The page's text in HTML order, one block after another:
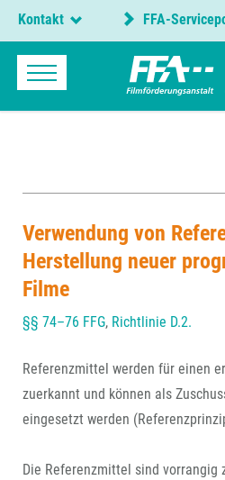
Kontakt FFA-
Verwendung von
Herstellung neuer
Filme
§§ 74–76 FFG, Richtlinie D.2.
Referenzmittel werden für einen
zuerkannt und können als
eingesetzt werden
Die Referenzmittel sind vorrangig